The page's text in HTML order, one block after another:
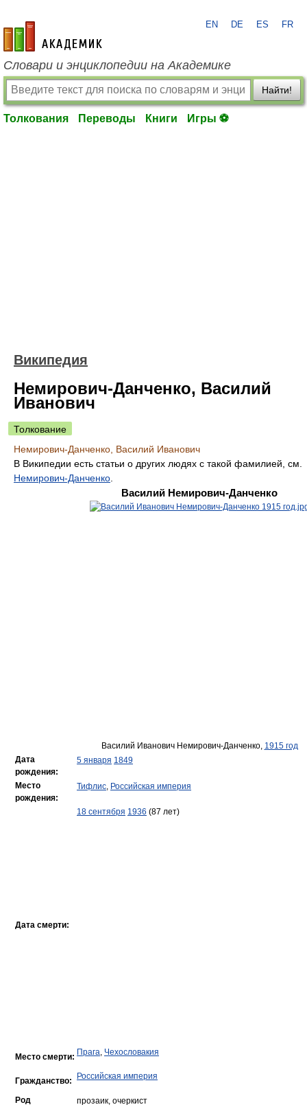
academic.ru
EN DE ES FR
Словари и энциклопедии на Академике
Найти!
Толкования Переводы Книги Игры ⚽
Википедия
Немирович-Данченко, Василий
Иванович
Толкование
Немирович-Данченко, Василий Иванович
В Википедии есть статьи о других людях с такой фамилией, см.
Немирович-Данченко
Василий Немирович-Данченко
Василий Иванович Немирович-Данченко, 1915 год
Дата
рождения:
5 января 1849
Место
рождения:
Тифлис, Российская империя
Дата смерти:
18 сентября 1936 (87 лет)
Место смерти: Прага, Чехословакия
Гражданство: Российская империя
Род
прозаик, очеркист